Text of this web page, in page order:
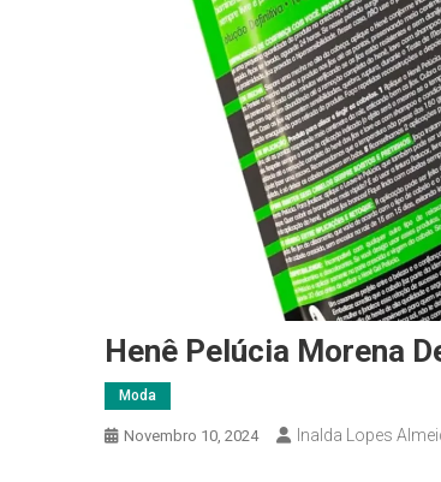
Henê Pelúcia Morena
Moda
Novembro 10, 2024 Inalda Lopes